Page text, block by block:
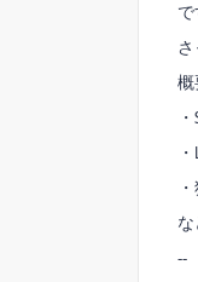
で
概
--